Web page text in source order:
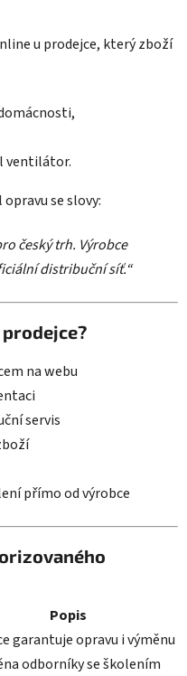
u prodejce, který zboží
ventilátor.
se slovy:
český trh. Výrobce
distribuční síť.“
na webu
servis
přímo od výrobce
Popis
garantuje opravu i výměnu
odborníky se školením